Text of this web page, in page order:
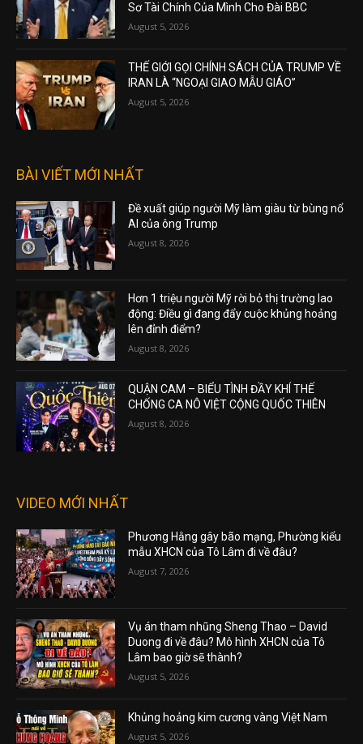
Sơ Tài Chính Của Mình Cho Đài BBC
August 5, 2026
THẾ GIỚI GỌI CHÍNH SÁCH CỦA TRUMP VỀ
IRAN LÀ “NGOẠI GIAO MẪU GIÁO”
August 5, 2026
BÀI VIẾT MỚI NHẤT
Đề xuất giúp người Mỹ làm giàu từ bùng nổ
AI của ông Trump
August 8, 2026
Hơn 1 triệu người Mỹ rời bỏ thị trường lao
động: Điều gì đang đẩy cuộc khủng hoảng
lên đỉnh điểm?
August 8, 2026
QUẬN CAM – BIỂU TÌNH ĐẦY KHÍ THẾ
CHỐNG CA NÔ VIỆT CỘNG QUỐC THIÊN
August 8, 2026
VIDEO MỚI NHẤT
Phương Hằng gây bão mạng, Phường kiểu
mẫu XHCN của Tô Lâm đi về đâu?
August 7, 2026
Vụ án tham nhũng Sheng Thao – David
Duong đi về đâu? Mô hình XHCN của Tô
Lâm bao giờ sẽ thành?
August 5, 2026
Khủng hoảng kim cương vàng Việt Nam
August 5, 2026